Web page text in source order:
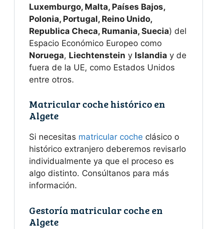
Luxemburgo, Malta, Países Bajos,
Polonia, Portugal, Reino Unido,
Republica Checa, Rumania, Suecia) del
Espacio Económico Europeo como
Noruega, Liechtenstein y Islandia y de
fuera de la UE, como Estados Unidos
entre otros.
Matricular coche histórico en
Algete
Si necesitas matricular coche clásico o
histórico extranjero deberemos revisarlo
individualmente ya que el proceso es
algo distinto. Consúltanos para más
información.
Gestoría matricular coche en
Algete